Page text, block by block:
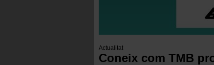
Actualitat
Coneix com TMB